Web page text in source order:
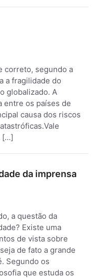
correto, segundo a
a fragilidade do
globalizado. A
entre os países de
causa dos riscos
[…]
da imprensa
a questão da
Existe uma
de vista sobre
de fato a grande
Segundo os
que estuda os